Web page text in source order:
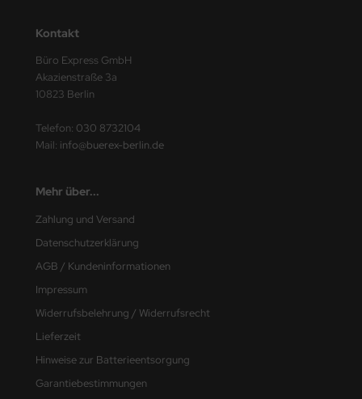
Kontakt
Büro Express GmbH
Akazienstraße 3a
10823 Berlin
Telefon: 030 8732104
Mail: info@buerex-berlin.de
Mehr über...
Zahlung und Versand
Datenschutzerklärung
AGB / Kundeninformationen
Impressum
Widerrufsbelehrung / Widerrufsrecht
Lieferzeit
Hinweise zur Batterieentsorgung
Garantiebestimmungen
DÜRER